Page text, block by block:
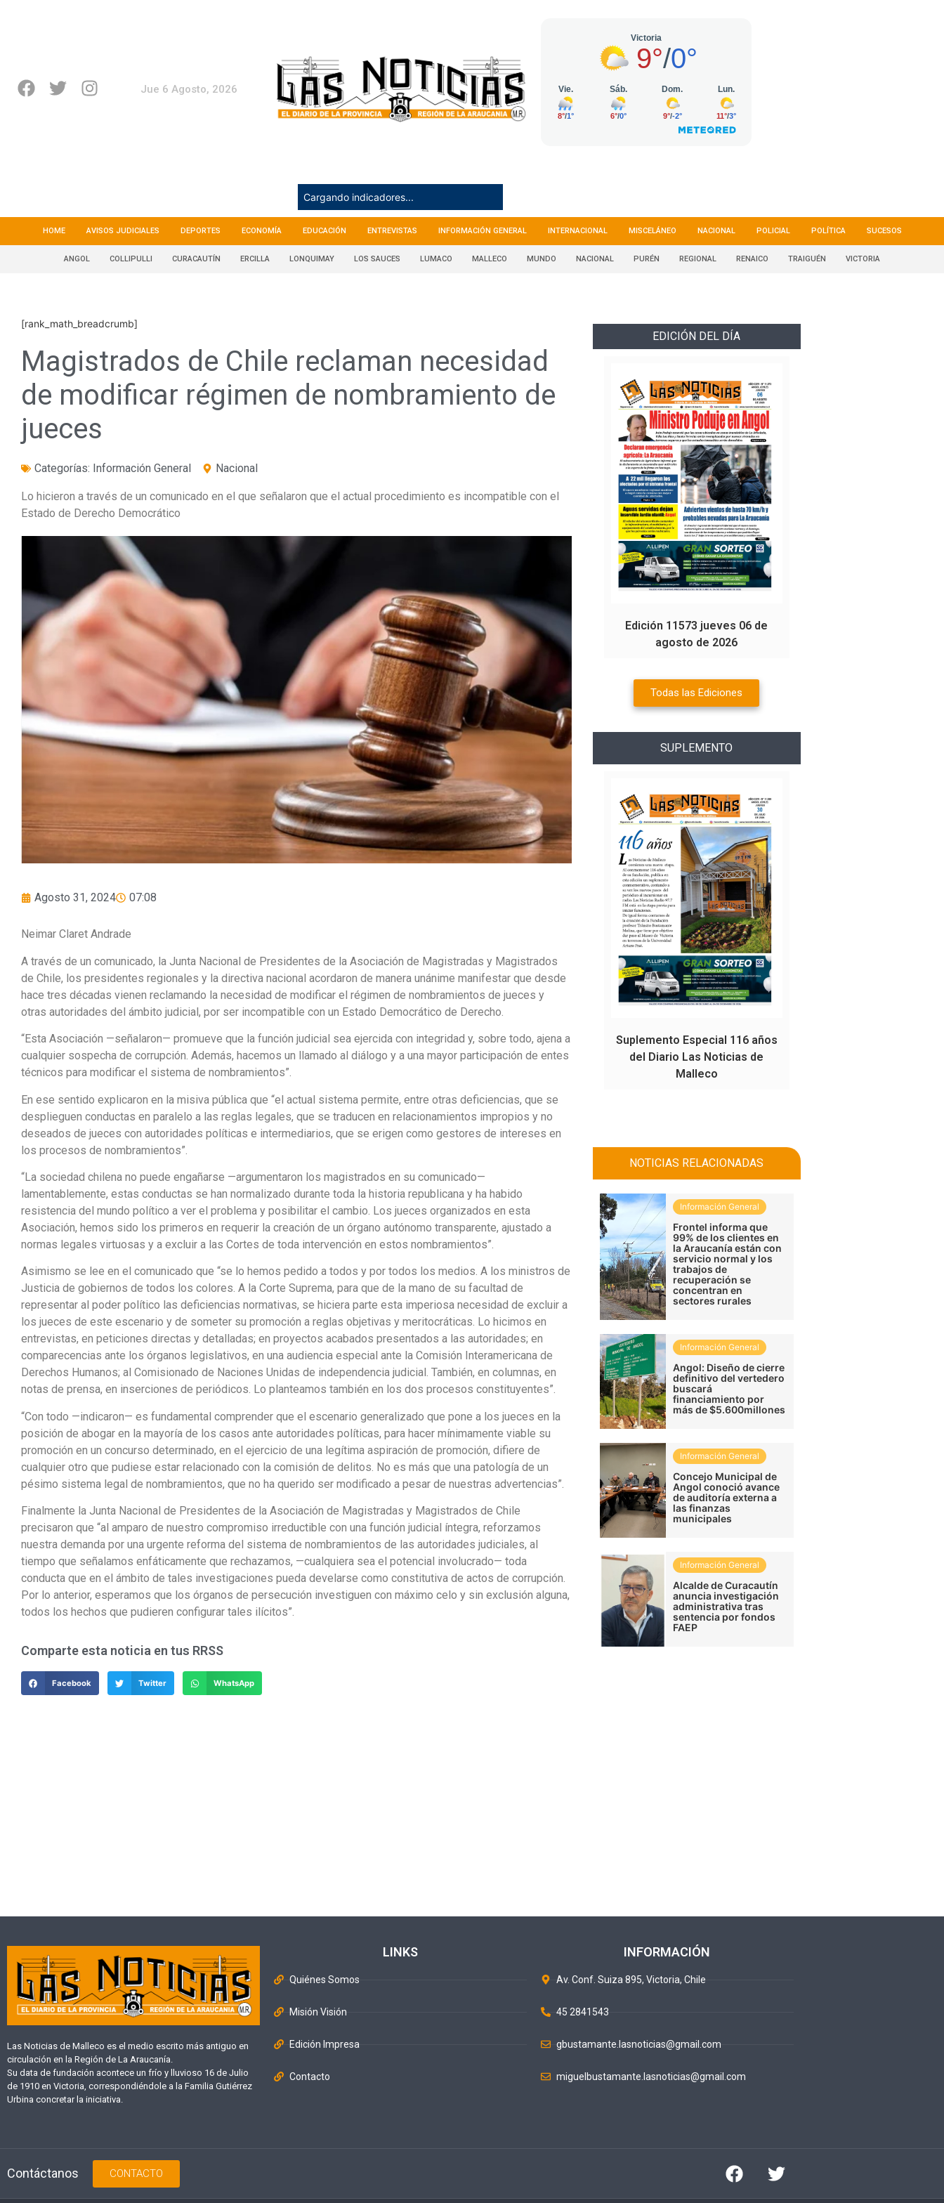
Jue 6 Agosto, 2026
Cargando indicadores...
HOME AVISOS JUDICIALES DEPORTES ECONOMÍA EDUCACIÓN ENTREVISTAS INFORMACIÓN GENERAL INTERNACIONAL MISCELÁNEO NACIONAL POLICIAL POLÍTICA SUCESOS
ANGOL COLLIPULLI CURACAUTÍN ERCILLA LONQUIMAY LOS SAUCES LUMACO MALLECO MUNDO NACIONAL PURÉN REGIONAL RENAICO TRAIGUÉN VICTORIA
[rank_math_breadcrumb]
Magistrados de Chile reclaman necesidad
de modificar régimen de nombramiento de
jueces
Categorías: Información General Nacional
Lo hicieron a través de un comunicado en el que señalaron que el actual procedimiento es incompatible con el
Estado de Derecho Democrático
Agosto 31, 2024 07:08
Neimar Claret Andrade
A través de un comunicado, la Junta Nacional de Presidentes de la Asociación de Magistradas y Magistrados
de Chile, los presidentes regionales y la directiva nacional acordaron de manera unánime manifestar que desde
hace tres décadas vienen reclamando la necesidad de modificar el régimen de nombramientos de jueces y
otras autoridades del ámbito judicial, por ser incompatible con un Estado Democrático de Derecho.
“Esta Asociación —señalaron— promueve que la función judicial sea ejercida con integridad y, sobre todo, ajena a
cualquier sospecha de corrupción. Además, hacemos un llamado al diálogo y a una mayor participación de entes
técnicos para modificar el sistema de nombramientos”.
En ese sentido explicaron en la misiva pública que “el actual sistema permite, entre otras deficiencias, que se
desplieguen conductas en paralelo a las reglas legales, que se traducen en relacionamientos impropios y no
deseados de jueces con autoridades políticas e intermediarios, que se erigen como gestores de intereses en
los procesos de nombramientos”.
“La sociedad chilena no puede engañarse —argumentaron los magistrados en su comunicado—
lamentablemente, estas conductas se han normalizado durante toda la historia republicana y ha habido
resistencia del mundo político a ver el problema y posibilitar el cambio. Los jueces organizados en esta
Asociación, hemos sido los primeros en requerir la creación de un órgano autónomo transparente, ajustado a
normas legales virtuosas y a excluir a las Cortes de toda intervención en estos nombramientos”.
Asimismo se lee en el comunicado que “se lo hemos pedido a todos y por todos los medios. A los ministros de
Justicia de gobiernos de todos los colores. A la Corte Suprema, para que de la mano de su facultad de
representar al poder político las deficiencias normativas, se hiciera parte esta imperiosa necesidad de excluir a
los jueces de este escenario y de someter su promoción a reglas objetivas y meritocráticas. Lo hicimos en
entrevistas, en peticiones directas y detalladas; en proyectos acabados presentados a las autoridades; en
comparecencias ante los órganos legislativos, en una audiencia especial ante la Comisión Interamericana de
Derechos Humanos; al Comisionado de Naciones Unidas de independencia judicial. También, en columnas, en
notas de prensa, en inserciones de periódicos. Lo planteamos también en los dos procesos constituyentes”.
“Con todo —indicaron— es fundamental comprender que el escenario generalizado que pone a los jueces en la
posición de abogar en la mayoría de los casos ante autoridades políticas, para hacer mínimamente viable su
promoción en un concurso determinado, en el ejercicio de una legítima aspiración de promoción, difiere de
cualquier otro que pudiese estar relacionado con la comisión de delitos. No es más que una patología de un
pésimo sistema legal de nombramientos, que no ha querido ser modificado a pesar de nuestras advertencias”.
Finalmente la Junta Nacional de Presidentes de la Asociación de Magistradas y Magistrados de Chile
precisaron que “al amparo de nuestro compromiso irreductible con una función judicial íntegra, reforzamos
nuestra demanda por una urgente reforma del sistema de nombramientos de las autoridades judiciales, al
tiempo que señalamos enfáticamente que rechazamos, —cualquiera sea el potencial involucrado— toda
conducta que en el ámbito de tales investigaciones pueda develarse como constitutiva de actos de corrupción.
Por lo anterior, esperamos que los órganos de persecución investiguen con máximo celo y sin exclusión alguna,
todos los hechos que pudieren configurar tales ilícitos”.
Comparte esta noticia en tus RRSS
Facebook Twitter WhatsApp
EDICIÓN DEL DÍA
Edición 11573 jueves 06 de
agosto de 2026
Todas las Ediciones
SUPLEMENTO
Suplemento Especial 116 años
del Diario Las Noticias de
Malleco
NOTICIAS RELACIONADAS
Información General
Frontel informa que
99% de los clientes en
la Araucanía están con
servicio normal y los
trabajos de
recuperación se
concentran en
sectores rurales
Información General
Angol: Diseño de cierre
definitivo del vertedero
buscará
financiamiento por
más de $5.600millones
Información General
Concejo Municipal de
Angol conoció avance
de auditoría externa a
las finanzas
municipales
Información General
Alcalde de Curacautín
anuncia investigación
administrativa tras
sentencia por fondos
FAEP
Las Noticias de Malleco es el medio escrito más antiguo en
circulación en la Región de La Araucanía.
Su data de fundación acontece un frío y lluvioso 16 de Julio
de 1910 en Victoria, correspondiéndole a la Familia Gutiérrez
Urbina concretar la iniciativa.
LINKS
Quiénes Somos
Misión Visión
Edición Impresa
Contacto
INFORMACIÓN
Av. Conf. Suiza 895, Victoria, Chile
45 2841543
gbustamante.lasnoticias@gmail.com
miguelbustamante.lasnoticias@gmail.com
Contáctanos CONTACTO